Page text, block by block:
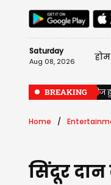
Saturday
Aug 08, 2026 होम
BREAKING
Prime Video पर
Home
सिंदूर दान